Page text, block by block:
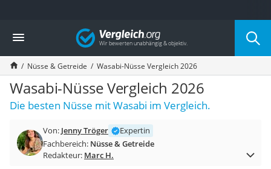
Die beliebtesten Vergleiche nach Kategorie
Lebensmittel
Schwarzkümmelöl
Knäckebrot
Schwarzkümmelöl-Kapseln
Manukahonig
Eiklar
Balsamico-Essig
Schwarzkümmelöl bio
Vergleich
Nüsse & Getreide Wasabi-Nüsse Vergleich 2026
Wasabi-Nüsse Vergleich 2026
Die besten Nüsse mit Wasabi im Vergleich.
Von: Jenny Tröger
Expertin
Fachbereich: Nüsse & Getreide
Redakteur: Marc H.